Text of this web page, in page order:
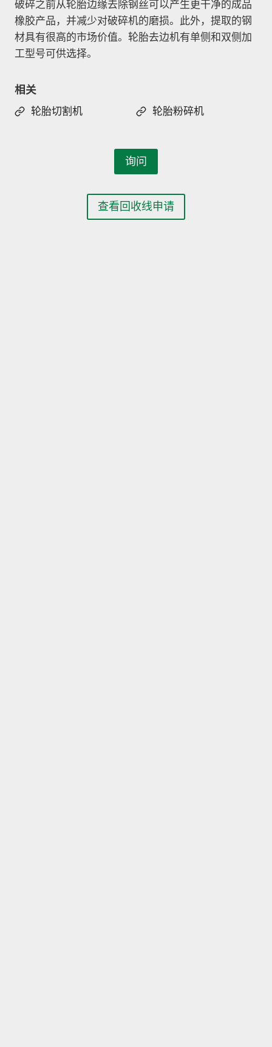
破碎之前从轮胎边缘去除钢丝可以产生更干净的成品
橡胶产品，并减少对破碎机的磨损。此外，提取的钢
材具有很高的市场价值。轮胎去边机有单侧和双侧加
工型号可供选择。
相关
轮胎切割机 轮胎粉碎机
询问
查看回收线申请